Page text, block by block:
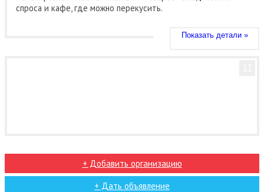
спроса и кафе, где можно перекусить.
Показать детали »
+ Добавить организацию
+ Дать объявление